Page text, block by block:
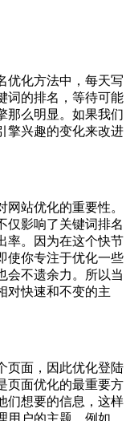
优化方法中，每天写
词的排名，等待可能
那么明显。如果我们
擎兴趣的变化来改进
站优化的重要性。
仅影响了关键词排名
率。因为在这个快节
使你专注于优化一些
会不遗余力。所以当
对快速和不变的主
页面，因此优化登陆
页面优化的最重要方
们想要的信息，这样
户的主题。例如，